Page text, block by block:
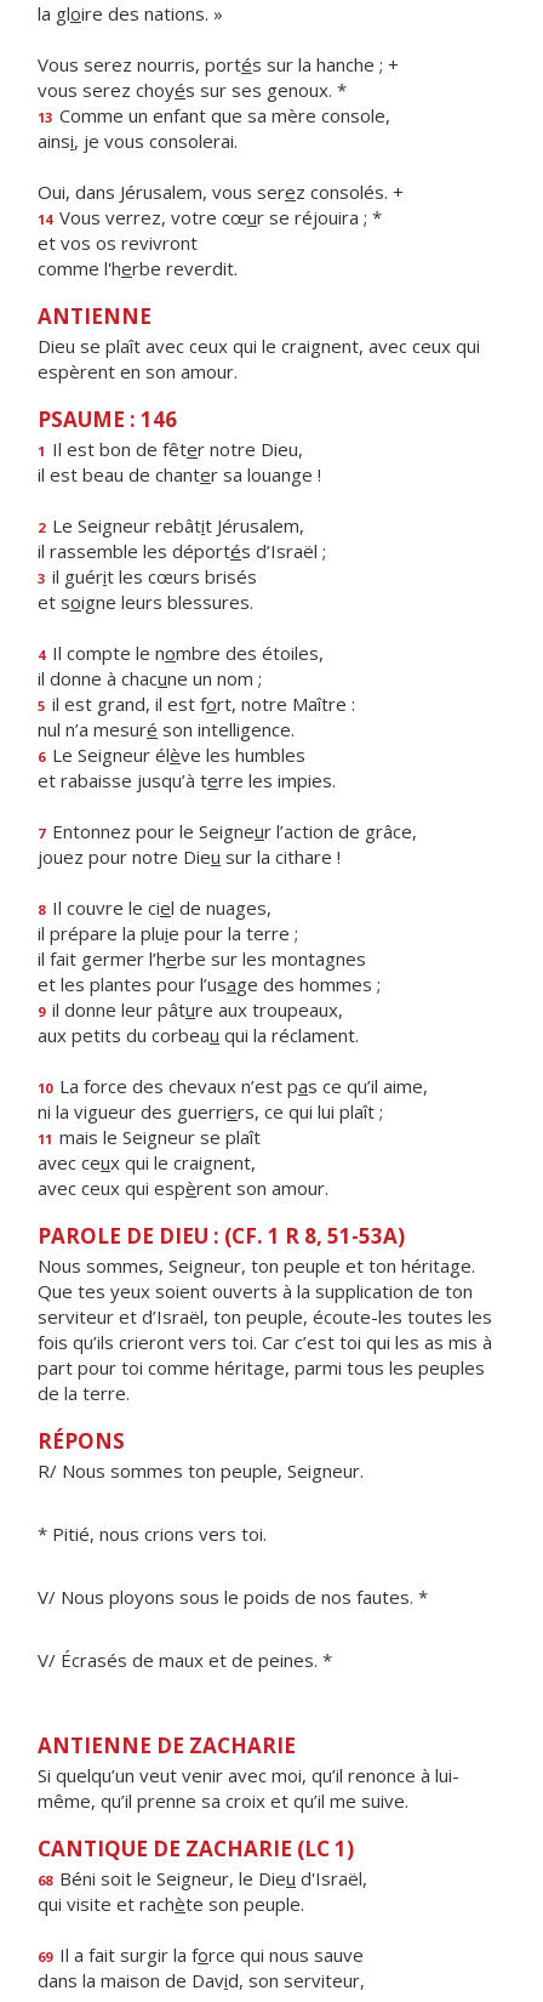
la gloire des nations. »
Vous serez nourris, portés sur la hanche ; +
vous serez choyés sur ses genoux. *
13 Comme un enfant que sa mère console,
ainsi, je vous consolerai.
Oui, dans Jérusalem, vous serez consolés. +
14 Vous verrez, votre cœur se réjouira ; *
et vos os revivront
comme l'herbe reverdit.
ANTIENNE
Dieu se plaît avec ceux qui le craignent, avec ceux qui
espèrent en son amour.
PSAUME : 146
1 Il est bon de fêter notre Dieu,
il est beau de chanter sa louange !
2 Le Seigneur rebâtit Jérusalem,
il rassemble les déportés d’Israël ;
3 il guérit les cœurs brisés
et soigne leurs blessures.
4 Il compte le nombre des étoiles,
il donne à chacune un nom ;
5 il est grand, il est fort, notre Maître :
nul n’a mesuré son intelligence.
6 Le Seigneur élève les humbles
et rabaisse jusqu’à terre les impies.
7 Entonnez pour le Seigneur l’action de grâce,
jouez pour notre Dieu sur la cithare !
8 Il couvre le ciel de nuages,
il prépare la pluie pour la terre ;
il fait germer l’herbe sur les montagnes
et les plantes pour l’usage des hommes ;
9 il donne leur pâture aux troupeaux,
aux petits du corbeau qui la réclament.
10 La force des chevaux n’est pas ce qu’il aime,
ni la vigueur des guerriers, ce qui lui plaît ;
11 mais le Seigneur se plaît
avec ceux qui le craignent,
avec ceux qui espèrent son amour.
PAROLE DE DIEU : (CF. 1 R 8, 51-53A)
Nous sommes, Seigneur, ton peuple et ton héritage.
Que tes yeux soient ouverts à la supplication de ton
serviteur et d’Israël, ton peuple, écoute-les toutes les
fois qu’ils crieront vers toi. Car c’est toi qui les as mis à
part pour toi comme héritage, parmi tous les peuples
de la terre.
RÉPONS
R/ Nous sommes ton peuple, Seigneur.
* Pitié, nous crions vers toi.
V/ Nous ployons sous le poids de nos fautes. *
V/ Écrasés de maux et de peines. *
ANTIENNE DE ZACHARIE
Si quelqu’un veut venir avec moi, qu’il renonce à lui-
même, qu’il prenne sa croix et qu’il me suive.
CANTIQUE DE ZACHARIE (LC 1)
68 Béni soit le Seigneur, le Dieu d'Israël,
qui visite et rachète son peuple.
69 Il a fait surgir la force qui nous sauve
dans la maison de David, son serviteur,